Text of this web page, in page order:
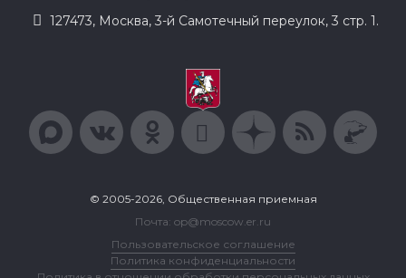
127473, Москва, 3-й Самотечный переулок, 3 стр. 1.
© 2005-2026, Общественная приемная
Почта: op@moscow.er.ru
Пользовательское соглашение
Политика конфиденциальности